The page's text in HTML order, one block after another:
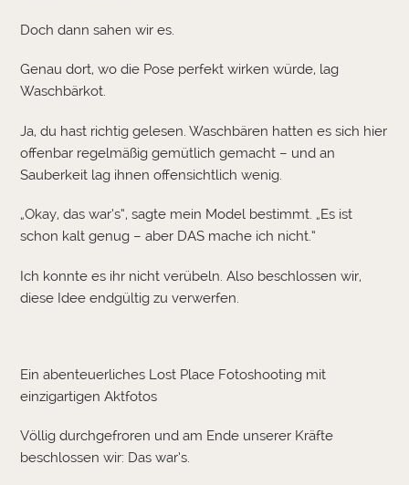
Doch dann sahen wir es.
Genau dort, wo die Pose perfekt wirken würde, lag
Waschbärkot.
Ja, du hast richtig gelesen. Waschbären hatten es sich hier
offenbar regelmäßig gemütlich gemacht – und an
Sauberkeit lag ihnen offensichtlich wenig.
„Okay, das war’s“, sagte mein Model bestimmt. „Es ist
schon kalt genug – aber DAS mache ich nicht.“
Ich konnte es ihr nicht verübeln. Also beschlossen wir,
diese Idee endgültig zu verwerfen.
Ein abenteuerliches Lost Place Fotoshooting mit
einzigartigen Aktfotos
Völlig durchgefroren und am Ende unserer Kräfte
beschlossen wir: Das war’s.